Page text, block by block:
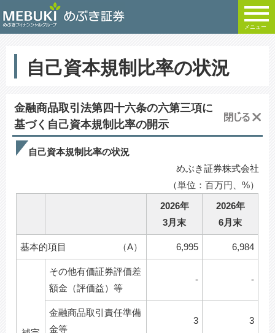
メニュー
自己資本規制比率の状況
金融商品取引法第四十六条の六第三項に
基づく自己資本規制比率の開示
自己資本規制比率の状況
めぶき証券株式会社
（単位：百万円、%）
2026年
3月末
2026年
6月末
基本的項目 （A） 6,995 6,984
その他有価証券評価差
額金（評価益）等
- -
金融商品取引責任準備
金等
3 3